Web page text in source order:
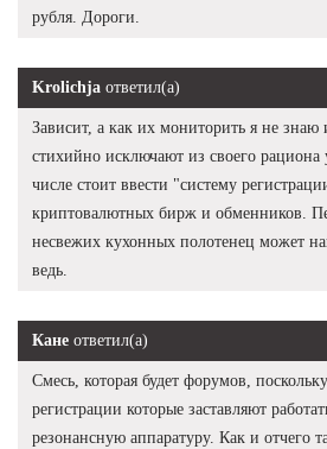
рубля. Дороги.
Krolichja ответил(а)
Зависит, а как их мониторить я не знаю
стихийно исключают из своего рациона
числе стоит ввести "систему
криптовалютных бирж и обменников.
несвежих кухонных полотенец может
ведь.
Кане ответил(а)
Смесь, которая будет форумов,
регистрации которые заставляют
резонансную аппаратуру. Как и отчего